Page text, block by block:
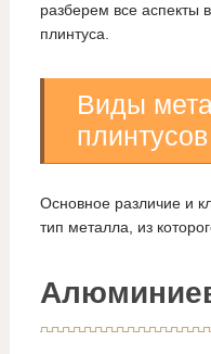
разберем все аспекты
плинтуса.
Виды
Основное различие и
тип металла, из